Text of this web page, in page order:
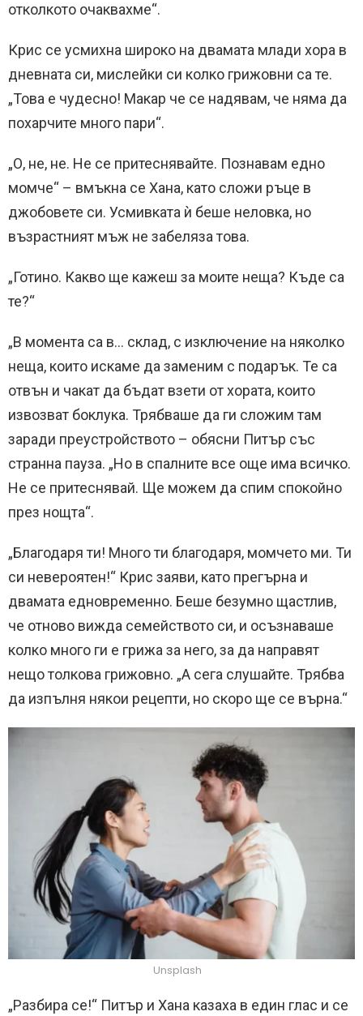
отколкото очаквахме“.
Крис се усмихна широко на двамата млади хора в
дневната си, мислейки си колко грижовни са те.
„Това е чудесно! Макар че се надявам, че няма да
похарчите много пари“.
„О, не, не. Не се притеснявайте. Познавам едно
момче“ – вмъкна се Хана, като сложи ръце в
джобовете си. Усмивката ѝ беше неловка, но
възрастният мъж не забеляза това.
„Готино. Какво ще кажеш за моите неща? Къде са
те?“
„В момента са в… склад, с изключение на няколко
неща, които искаме да заменим с подарък. Те са
отвън и чакат да бъдат взети от хората, които
извозват боклука. Трябваше да ги сложим там
заради преустройството – обясни Питър със
странна пауза. „Но в спалните все още има всичко.
Не се притеснявай. Ще можем да спим спокойно
през нощта“.
„Благодаря ти! Много ти благодаря, момчето ми. Ти
си невероятен!“ Крис заяви, като прегърна и
двамата едновременно. Беше безумно щастлив,
че отново вижда семейството си, и осъзнаваше
колко много ги е грижа за него, за да направят
нещо толкова грижовно. „А сега слушайте. Трябва
да изпълня някои рецепти, но скоро ще се върна.“
Unsplash
„Разбира се!“ Питър и Хана казаха в един глас и се